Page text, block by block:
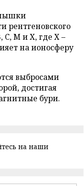
рентгеновского
C, M и X, где Х –
на ионосферу
выбросами
достигая
бури.
на наши